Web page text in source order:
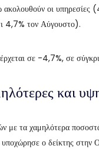
οι υπηρεσίες
4,7% τον Αύγουστο).
σε -4,7%, σε
και
με τα χαμηλότερα
ο δείκτης